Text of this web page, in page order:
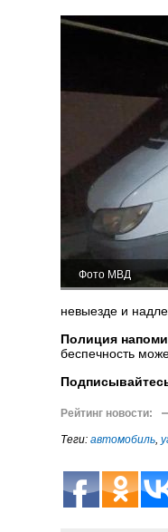
Фото МВД
невыезде и
Полиция
беспечность
Рейтинг новости:
Теги: автомобиль,